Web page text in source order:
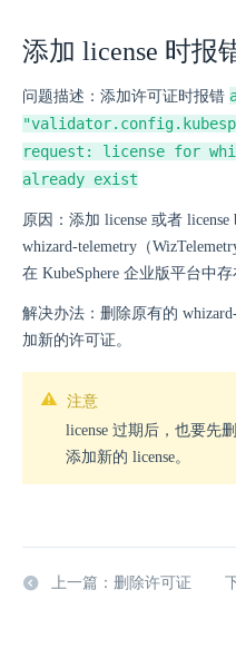
添加 license 时报
问题描述：添加许可证时报错
request: license for
already exist
原因：添加 license 或者
whizard-telemetry（
在 KubeSphere 企业版平台中存
解决办法：删除原有的
加新的许可证。
注意
license 过期后，也要先
添加新的 license。
上一篇：删除许可证